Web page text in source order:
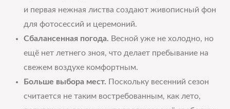
и первая нежная листва создают живописный фон
для фотосессий и церемоний.
Сбалансенная погода. Весной уже не холодно, но
ещё нет летнего зноя, что делает пребывание на
свежем воздухе комфортным.
Больше выбора мест. Поскольку весенний сезон
считается не таким востребованным, как лето,